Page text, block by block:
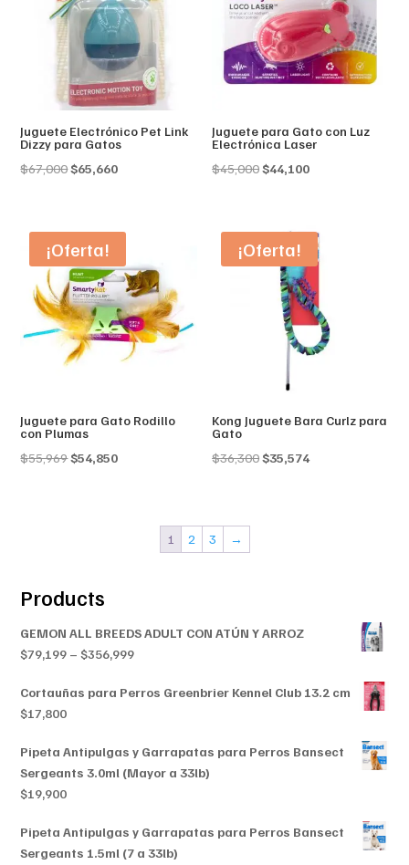
Juguete Electrónico Pet Link
Dizzy para Gatos
$67,000Original
$65,660Current
$65,660.
Juguete para Gato con Luz
Electrónica Laser
$45,000Original
$44,100Current
$44,100.
¡Oferta!
Juguete para Gato Rodillo
con Plumas
$55,969Original
$54,850Current
$54,850.
¡Oferta!
Kong Juguete Bara Curlz para
Gato
$36,300Original
$35,574Current
1 2 3 →
Products
GEMON ALL BREEDS ADULT CON ATÚN Y ARROZ
$79,199 – $356,999Price
$79,199
Cortauñas para Perros Greenbrier Kennel Club 13.2 cm
$17,800
Pipeta Antipulgas y Garrapatas para Perros Bansect
Sergeants 3.0ml (Mayor a 33lb)
$19,900
Pipeta Antipulgas y Garrapatas para Perros Bansect
Sergeants 1.5ml (7 a 33lb)